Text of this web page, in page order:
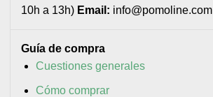
10h a 13h) Email: info@pomoline.com
Guía de compra
Cuestiones generales
Cómo comprar